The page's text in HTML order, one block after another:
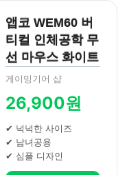
앱코 WEM60 버
티컬 인체공학 무
선 마우스 화이트
게이밍기어 샵
26,900원
✔ 넉넉한 사이즈
✔ 남녀공용
✔ 심플 디자인